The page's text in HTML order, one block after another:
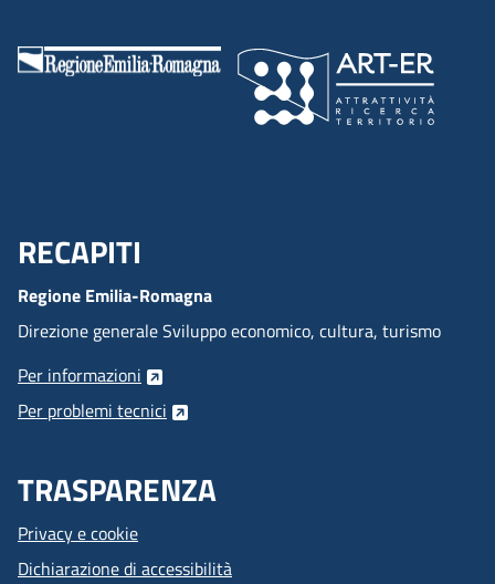
Menu Footer
RECAPITI
Regione Emilia-Romagna
Direzione generale Sviluppo economico, cultura, turismo
Per informazioni
Per problemi tecnici
TRASPARENZA
Privacy e cookie
Dichiarazione di accessibilità